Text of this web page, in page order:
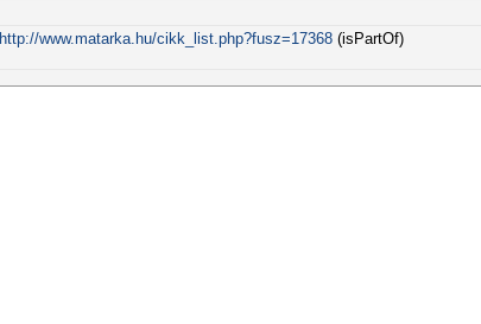
http://www.matarka.hu/cikk_list.php?fusz=17368(isPartOf)